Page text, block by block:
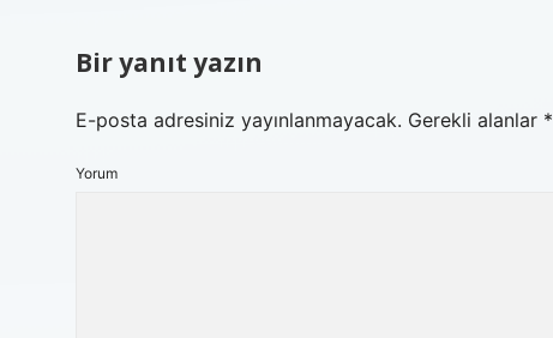
Bir yanıt yazın
E-posta adresiniz yayınlanmayacak. Gerekli alanlar *
Yorum